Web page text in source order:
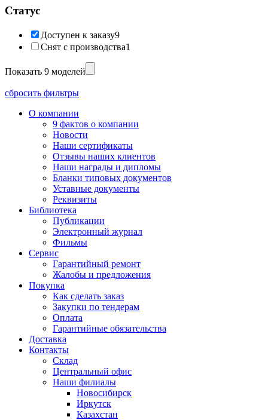
Статус
Доступен к заказу9
Снят с производства1
Показать 9 моделей
сбросить фильтры
О компании
9 фактов о компании
Новости
Наши сертификаты
Отзывы наших клиентов
Наши награды и дипломы
Бланки типовых документов
Уставные документы
Реквизиты
Библиотека
Публикации
Электронный журнал
Фильмы
Сервис
Гарантийный ремонт
Жалобы и предложения
Покупка
Как сделать заказ
Закупки по тендерам
Оплата
Гарантийные обязательства
Доставка
Контакты
Склад
Центральный офис
Наши филиалы
Новосибирск
Иркутск
Казахстан